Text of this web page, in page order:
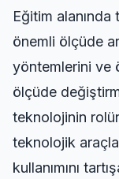
Eğitim alanında
önemli ölçüde
yöntemlerini ve
ölçüde
teknolojinin
teknolojik
kullanımını